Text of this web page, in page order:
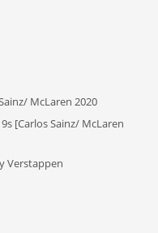
McLaren 2020
[Carlos Sainz/ McLaren
Verstappen